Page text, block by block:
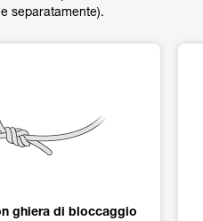
separatamente).
ghiera di bloccaggio